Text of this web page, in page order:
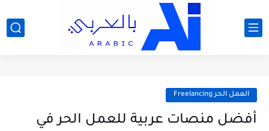
العمل الحر Freelancing
أفضل منصات عربية للعمل الحر في